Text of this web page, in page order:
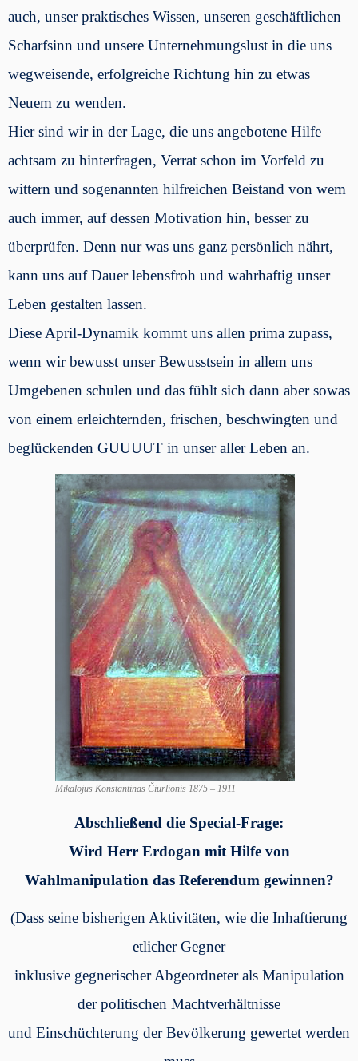
auch, unser praktisches Wissen, unseren geschäftlichen
Scharfsinn und unsere Unternehmungslust in die uns
wegweisende, erfolgreiche Richtung hin zu etwas
Neuem zu wenden.
Hier sind wir in der Lage, die uns angebotene Hilfe
achtsam zu hinterfragen, Verrat schon im Vorfeld zu
wittern und sogenannten hilfreichen Beistand von wem
auch immer, auf dessen Motivation hin, besser zu
überprüfen. Denn nur was uns ganz persönlich nährt,
kann uns auf Dauer lebensfroh und wahrhaftig unser
Leben gestalten lassen.
Diese April-Dynamik kommt uns allen prima zupass,
wenn wir bewusst unser Bewusstsein in allem uns
Umgebenen schulen und das fühlt sich dann aber sowas
von einem erleichternden, frischen, beschwingten und
beglückenden GUUUUT in unser aller Leben an.
Mikalojus Konstantinas Čiurlionis 1875 – 1911
Abschließend die Special-Frage:
Wird Herr Erdogan mit Hilfe von
Wahlmanipulation das Referendum gewinnen?
(Dass seine bisherigen Aktivitäten, wie die Inhaftierung
etlicher Gegner
inklusive gegnerischer Abgeordneter als Manipulation
der politischen Machtverhältnisse
und Einschüchterung der Bevölkerung gewertet werden